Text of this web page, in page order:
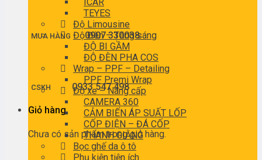
MUA HÀNG0907 330038
CSKH 0933 547 498
Giỏ hàng
Chưa có sản phẩm trong giỏ hàng.
TEYES
Độ Limousine
Độ Đèn – Tăng sáng
ĐỘ BI GẦM
ĐỘ ĐÈN PHA COS
Wrap – PPF – Detailing
PPF Premi Wrap
Độ xe – Nâng cấp
CAMERA 360
CẢM BIẾN ÁP SUẤT LỐP
CỐP ĐIỆN – ĐÁ CỐP
THANH GIẰNG
Bọc ghế da ô tô
Phụ kiện tiện ích